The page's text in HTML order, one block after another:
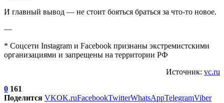
И главный вывод — не стоит бояться браться за что-то новое.
—
* Соцсети Instagram и Facebook признаны экстремистскими
организациями и запрещены на территории РФ
Источник: vc.ru
0 161
Поделится VKOK.ruFacebookTwitterWhatsAppTelegramViber